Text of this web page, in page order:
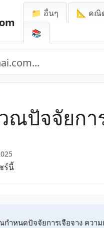
📁 อื่นๆ 📐 คณิ
📚
ณปัจจัยกา
ร์นี้
กำหนดปัจจัยการเจือจาง คว